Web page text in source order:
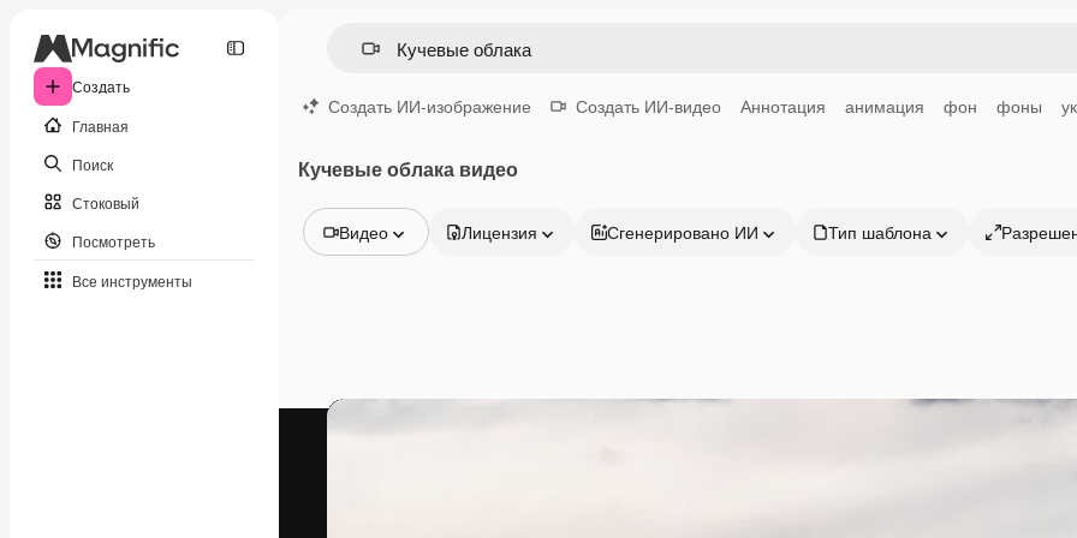
Создать
Главная
Поиск
Стоковый
Посмотреть
Все инструменты
Создать ИИ-изображение Создать ИИ-видео Аннотация анимация фон фоны
Кучевые облака видео
Видео
Видео
Видеоролик
Лицензия Сгенерировано ИИ Тип шаблона